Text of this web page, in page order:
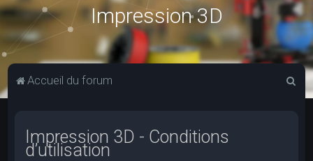
Impression 3D
Accueil du forum
Impression 3D - Conditions
d’utilisation